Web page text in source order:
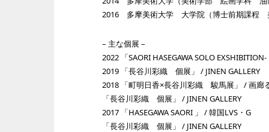
2016 多摩美術大学 大学院（博士前期課程
– 主な個展 –
2022 「SAORI HASEGAWA SOLO
2019 「長谷川彩織 個展」 / JINEN GALLERY
2018 「町明日香×長谷川彩織 駿馬展」 / 画廊
「長谷川彩織 個展」 / JINEN GALLERY
2017 「HASEGAWA SAORI 」 / 韓国LVS・G
「長谷川彩織 個展」 / JINEN GALLERY